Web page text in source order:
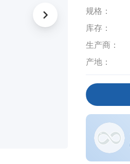
规格：
库存：
生产商：
产地：